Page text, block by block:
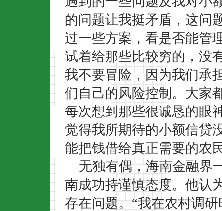
的问题让我挺矛盾，这问
过一些方案，看是否能管
试着给那些比较穷的，没
我不要冒险，因为我们承
们自己的风险控制。大家
每次想到那些很诚恳的眼
觉得我所期待的小额信贷
能把钱借给真正需要的农
无独有偶，海南金融界
南成功持谨慎态度。他认
存在问题。“我在农村调